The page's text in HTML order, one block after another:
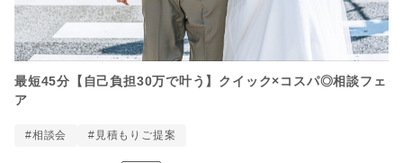
最短45分【自己負担30万で叶う】クイック×コスパ◎相談フェ
ア
#相談会 #見積もりご提案